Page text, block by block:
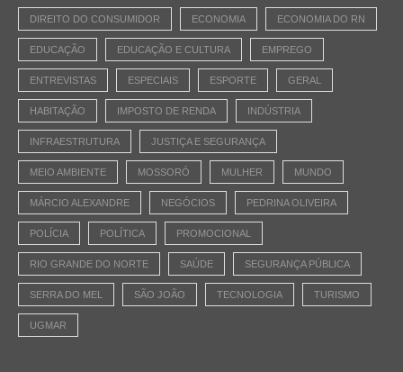
DIREITO DO CONSUMIDOR ECONOMIA ECONOMIA DO RN
EDUCAÇÃO EDUCAÇÃO E CULTURA EMPREGO
ENTREVISTAS ESPECIAIS ESPORTE GERAL
HABITAÇÃO IMPOSTO DE RENDA INDÚSTRIA
INFRAESTRUTURA JUSTIÇA E SEGURANÇA
MEIO AMBIENTE MOSSORÓ MULHER MUNDO
MÁRCIO ALEXANDRE NEGÓCIOS PEDRINA OLIVEIRA
POLÍCIA POLÍTICA PROMOCIONAL
RIO GRANDE DO NORTE SAÚDE SEGURANÇA PÚBLICA
SERRA DO MEL SÃO JOÃO TECNOLOGIA TURISMO
UGMAR